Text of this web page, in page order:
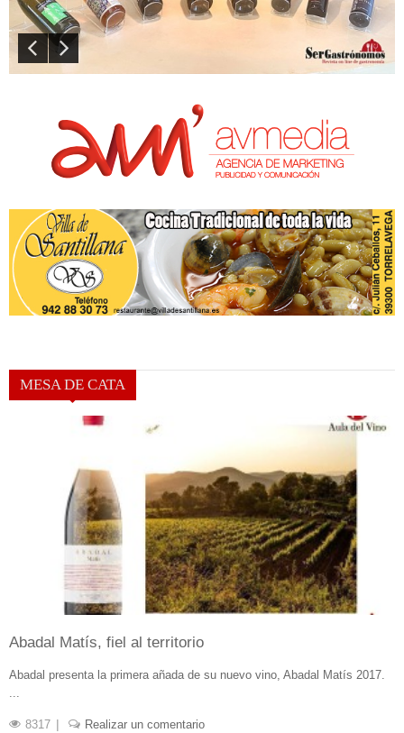
MESA DE CATA
Abadal Matís, fiel al territorio
Abadal presenta la primera añada de su nuevo vino, Abadal Matís 2017.
...
8317 Realizar un comentario